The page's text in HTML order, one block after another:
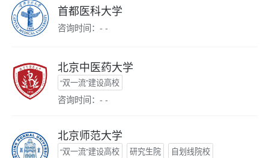
首都医科大学
咨询时间：- -
北京中医药大学
“双一流”建设高校
咨询时间：- -
北京师范大学
“双一流”建设高校 研究生院 自划线院校